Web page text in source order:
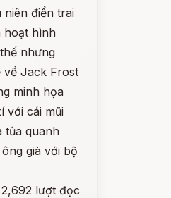
điển trai
hoạt hình
nhưng
Jack Frost
minh họa
với cái mũi
tủa quanh
già với bộ
2,692 lượt đọc